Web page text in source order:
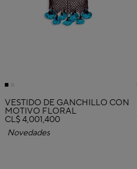
VESTIDO DE GANCHILLO CON
MOTIVO FLORAL
CL$ 4,001,400
Novedades